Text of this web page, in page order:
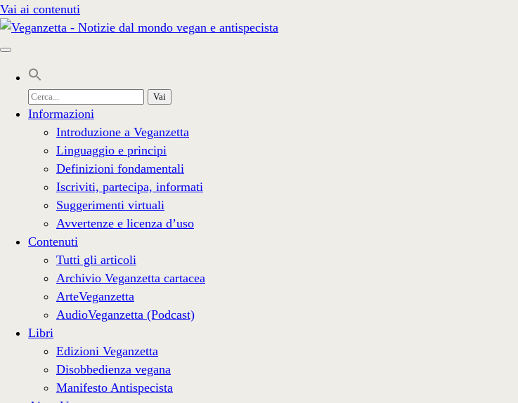
Vai ai contenuti
Cerca
per:
Informazioni
Introduzione a Veganzetta
Linguaggio e principi
Definizioni fondamentali
Iscriviti, partecipa, informati
Suggerimenti virtuali
Avvertenze e licenza d’uso
Contenuti
Tutti gli articoli
Archivio Veganzetta cartacea
ArteVeganzetta
AudioVeganzetta (Podcast)
Libri
Edizioni Veganzetta
Disobbedienza vegana
Manifesto Antispecista